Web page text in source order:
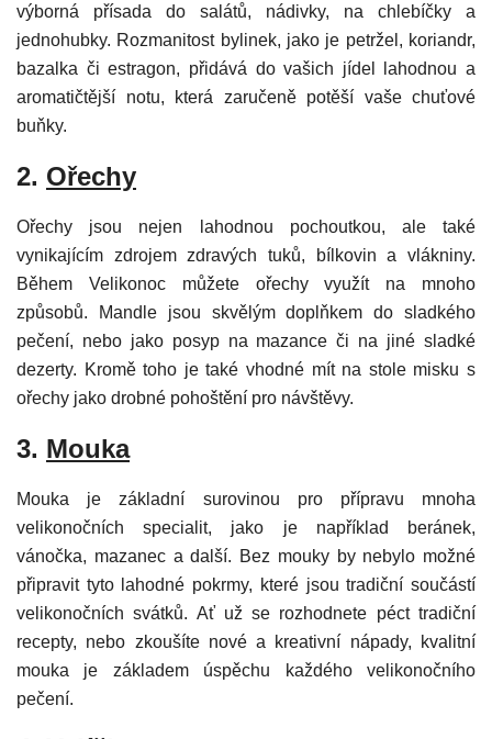
výborná přísada do salátů, nádivky, na chlebíčky a
jednohubky. Rozmanitost bylinek, jako je petržel, koriandr,
bazalka či estragon, přidává do vašich jídel lahodnou a
aromatičtější notu, která zaručeně potěší vaše chuťové
buňky.
2. Ořechy
Ořechy jsou nejen lahodnou pochoutkou, ale také
vynikajícím zdrojem zdravých tuků, bílkovin a vlákniny.
Během Velikonoc můžete ořechy využít na mnoho
způsobů. Mandle jsou skvělým doplňkem do sladkého
pečení, nebo jako posyp na mazance či na jiné sladké
dezerty. Kromě toho je také vhodné mít na stole misku s
ořechy jako drobné pohoštění pro návštěvy.
3. Mouka
Mouka je základní surovinou pro přípravu mnoha
velikonočních specialit, jako je například beránek,
vánočka, mazanec a další. Bez mouky by nebylo možné
připravit tyto lahodné pokrmy, které jsou tradiční součástí
velikonočních svátků. Ať už se rozhodnete péct tradiční
recepty, nebo zkoušíte nové a kreativní nápady, kvalitní
mouka je základem úspěchu každého velikonočního
pečení.